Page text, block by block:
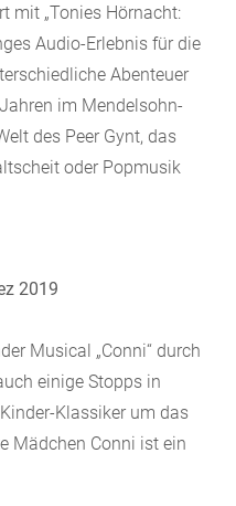
mit „Tonies Hörnacht:
Audio-Erlebnis für die
Abenteuer
im Mendelsohn-
des Peer Gynt, das
oder Popmusik
2019
Musical „Conni“ durch
einige Stopps in
Klassiker um das
Mädchen Conni ist ein